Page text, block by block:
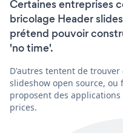
Certaines entreprises
bricolage Header
prétend pouvoir
'no time'.
D'autres tentent de
slideshow open source,
proposent des
prices.